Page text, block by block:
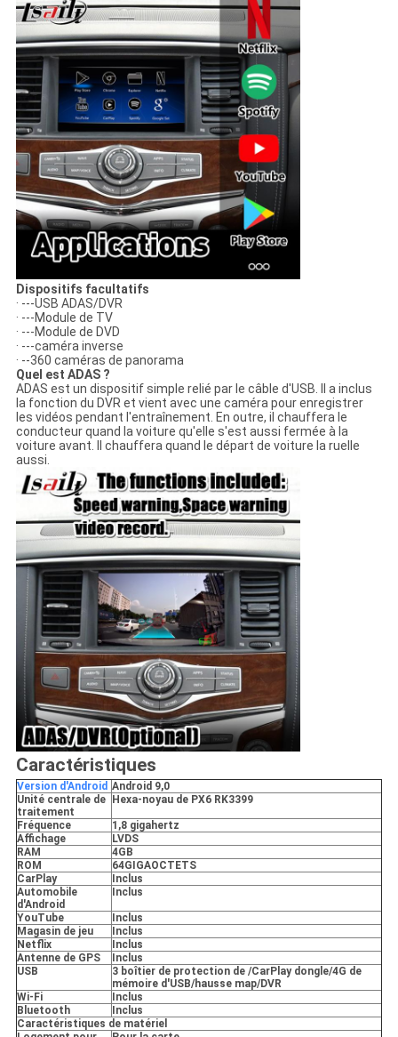
Dispositifs facultatifs
· ---USB ADAS/DVR
· ---Module de TV
· ---Module de DVD
· ---caméra inverse
· --360 caméras de panorama
Quel est ADAS ?
ADAS est un dispositif simple relié par le câble d'USB. Il a inclus
la fonction du DVR et vient avec une caméra pour enregistrer
les vidéos pendant l'entraînement. En outre, il chauffera le
conducteur quand la voiture qu'elle s'est aussi fermée à la
voiture avant. Il chauffera quand le départ de voiture la ruelle
aussi.
Caractéristiques
Version d'Android Android 9,0
Unité centrale de
traitement
Hexa-noyau de PX6 RK3399
Fréquence
1,8 gigahertz
Affichage
LVDS
RAM
4GB
ROM
64GIGAOCTETS
CarPlay
Inclus
Automobile
d'Android
Inclus
YouTube
Inclus
Magasin de jeu
Inclus
Netflix
Inclus
Antenne de GPS
Inclus
USB
3 boîtier de protection de /CarPlay dongle/4G de
mémoire d'USB/hausse map/DVR
Wi-Fi
Inclus
Bluetooth
Inclus
Caractéristiques de matériel